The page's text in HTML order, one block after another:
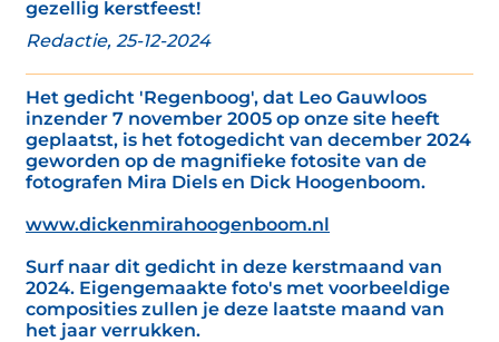
gezellig kerstfeest!
Redactie, 25-12-2024
Het gedicht 'Regenboog', dat Leo Gauwloos
inzender 7 november 2005 op onze site heeft
geplaatst, is het fotogedicht van december 2024
geworden op de magnifieke fotosite van de
fotografen Mira Diels en Dick Hoogenboom.
www.dickenmirahoogenboom.nl
Surf naar dit gedicht in deze kerstmaand van
2024. Eigengemaakte foto's met voorbeeldige
composities zullen je deze laatste maand van
het jaar verrukken.